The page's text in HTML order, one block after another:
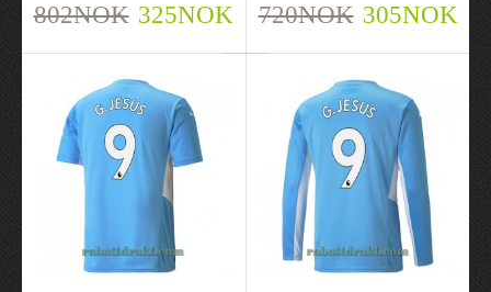
Jesus 9 Hjemme - Herre
Fotballdrakt
720NOK 305NOK
Hjemme VM 2022 - Herre
Fotballdrakt
720NOK 305NOK
802NOK 325NOK 720NOK 305NOK